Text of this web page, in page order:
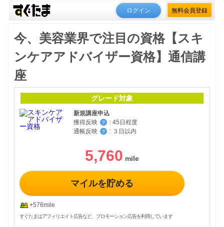
ログイン 無料会員登録
今、美容業界で注目の資格【スキ
ンケアアドバイザー資格】通信講
座
グレード対象
新規講座申込
獲得反映
？ : 45日程度
通帳反映
？ : ３日以内
5,760
マイルを貯める
+576mile
すぐたまはアフィリエイト広告など、プロモーション広告を利用しています